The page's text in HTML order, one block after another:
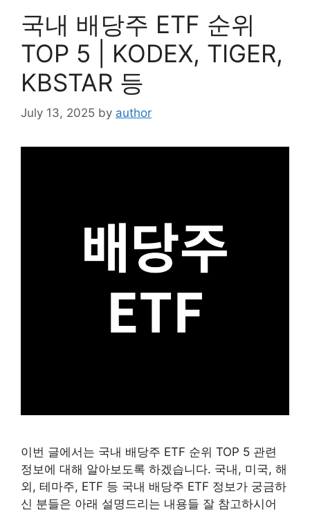
국내 배당주 ETF 순위
TOP 5 | KODEX, TIGER,
KBSTAR 등
July 13, 2025 by author
이번 글에서는 국내 배당주 ETF 순위 TOP 5 관련
정보에 대해 알아보도록 하겠습니다. 국내, 미국, 해
외, 테마주, ETF 등 국내 배당주 ETF 정보가 궁금하
신 분들은 아래 설명드리는 내용들 잘 참고하시어